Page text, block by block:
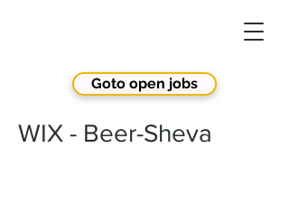
WIX - Beer-Sheva
Goto open jobs